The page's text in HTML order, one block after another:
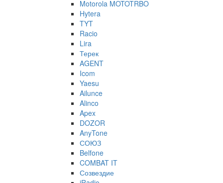
Motorola MOTOTRBO
Hytera
TYT
Racio
Lira
Терек
AGENT
Icom
Yaesu
Ailunce
Alinco
Apex
DOZOR
AnyTone
СОЮЗ
Belfone
COMBAT IT
Созвездие